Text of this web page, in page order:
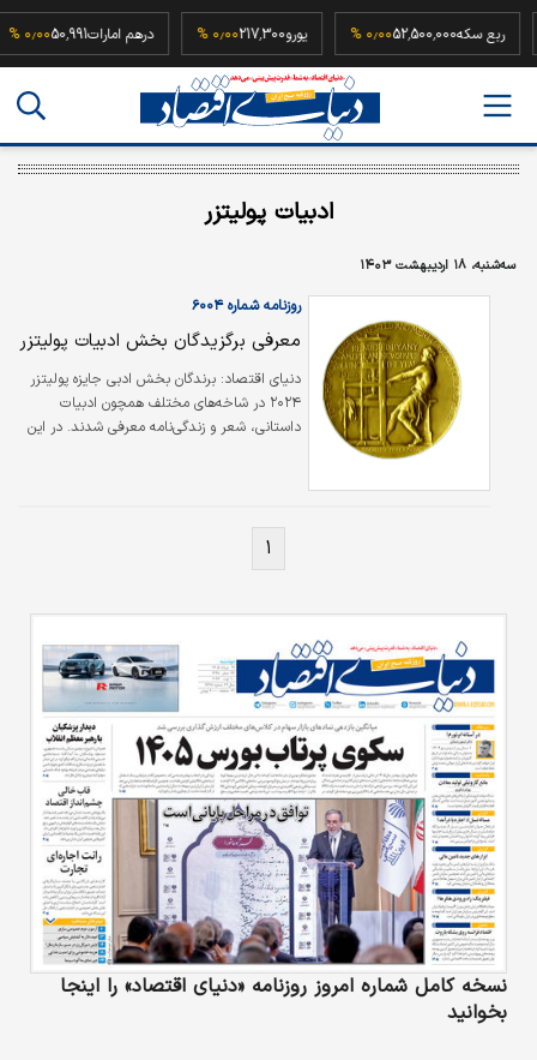
ربع سکه52,500,000۰٫۰۰ % یورو217,300۰٫۰۰ % درهم امارات50,991۰٫۰۰ %
ادبیات پولیتزر
سه‌شنبه، ۱۸ اردیبهشت ۱۴۰۳
روزنامه شماره ۶۰۰۴
معرفی برگزیدگان بخش ادبیات پولیتزر
دنیای اقتصاد: برندگان بخش ادبی جایزه پولیتزر
۲۰۲۴ در شاخه‌های مختلف همچون ادبیات
داستانی، شعر و زندگی‌نامه معرفی شدند. در این
روایت می‌کند، جایزه داستان‌نویسی پولیتزر را
دریافت کرد. همچنین پولیتزر نمایش‌نامه به ابونی
بوث برای «اعتماد اولیه» رسید که به داستان
بیکار شدن می‌پردازد.
۱
نسخه کامل شماره امروز روزنامه «دنیای‌ اقتصاد» را اینجا
بخوانید